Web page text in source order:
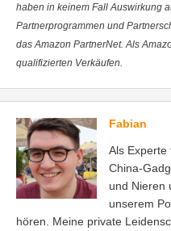
haben in keinem Fall Auswirkung
Partnerprogrammen und
das Amazon PartnerNet. Als
qualifizierten Verkäufen.
Fabian
Als
China-
und Nieren
unserem
hören. Meine private